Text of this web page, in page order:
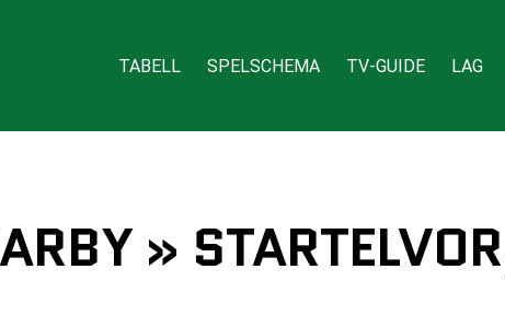
TABELL SPELSCHEMA TV-GUIDE LAG
»